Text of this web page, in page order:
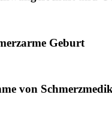
Geburt
von